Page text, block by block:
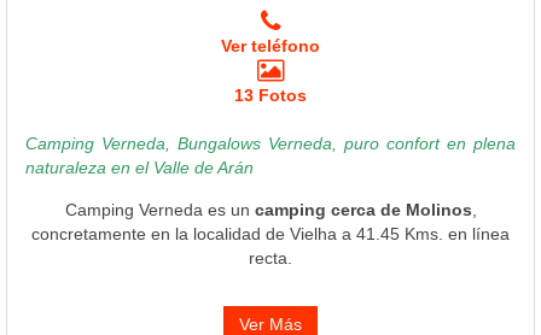
Ver teléfono
13 Fotos
Camping Verneda, Bungalows Verneda, puro confort en plena
naturaleza en el Valle de Arán
Camping Verneda es un camping cerca de Molinos
concretamente en la localidad de Vielha a 41.45 Kms. en línea
recta.
Ver Más